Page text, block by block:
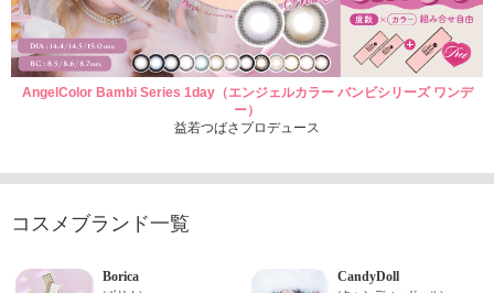
AngelColor Bambi Series 1day（エンジェルカラー バンビシリーズ ワンデ
ー）
益若つばさプロデュース
コスメブランド一覧